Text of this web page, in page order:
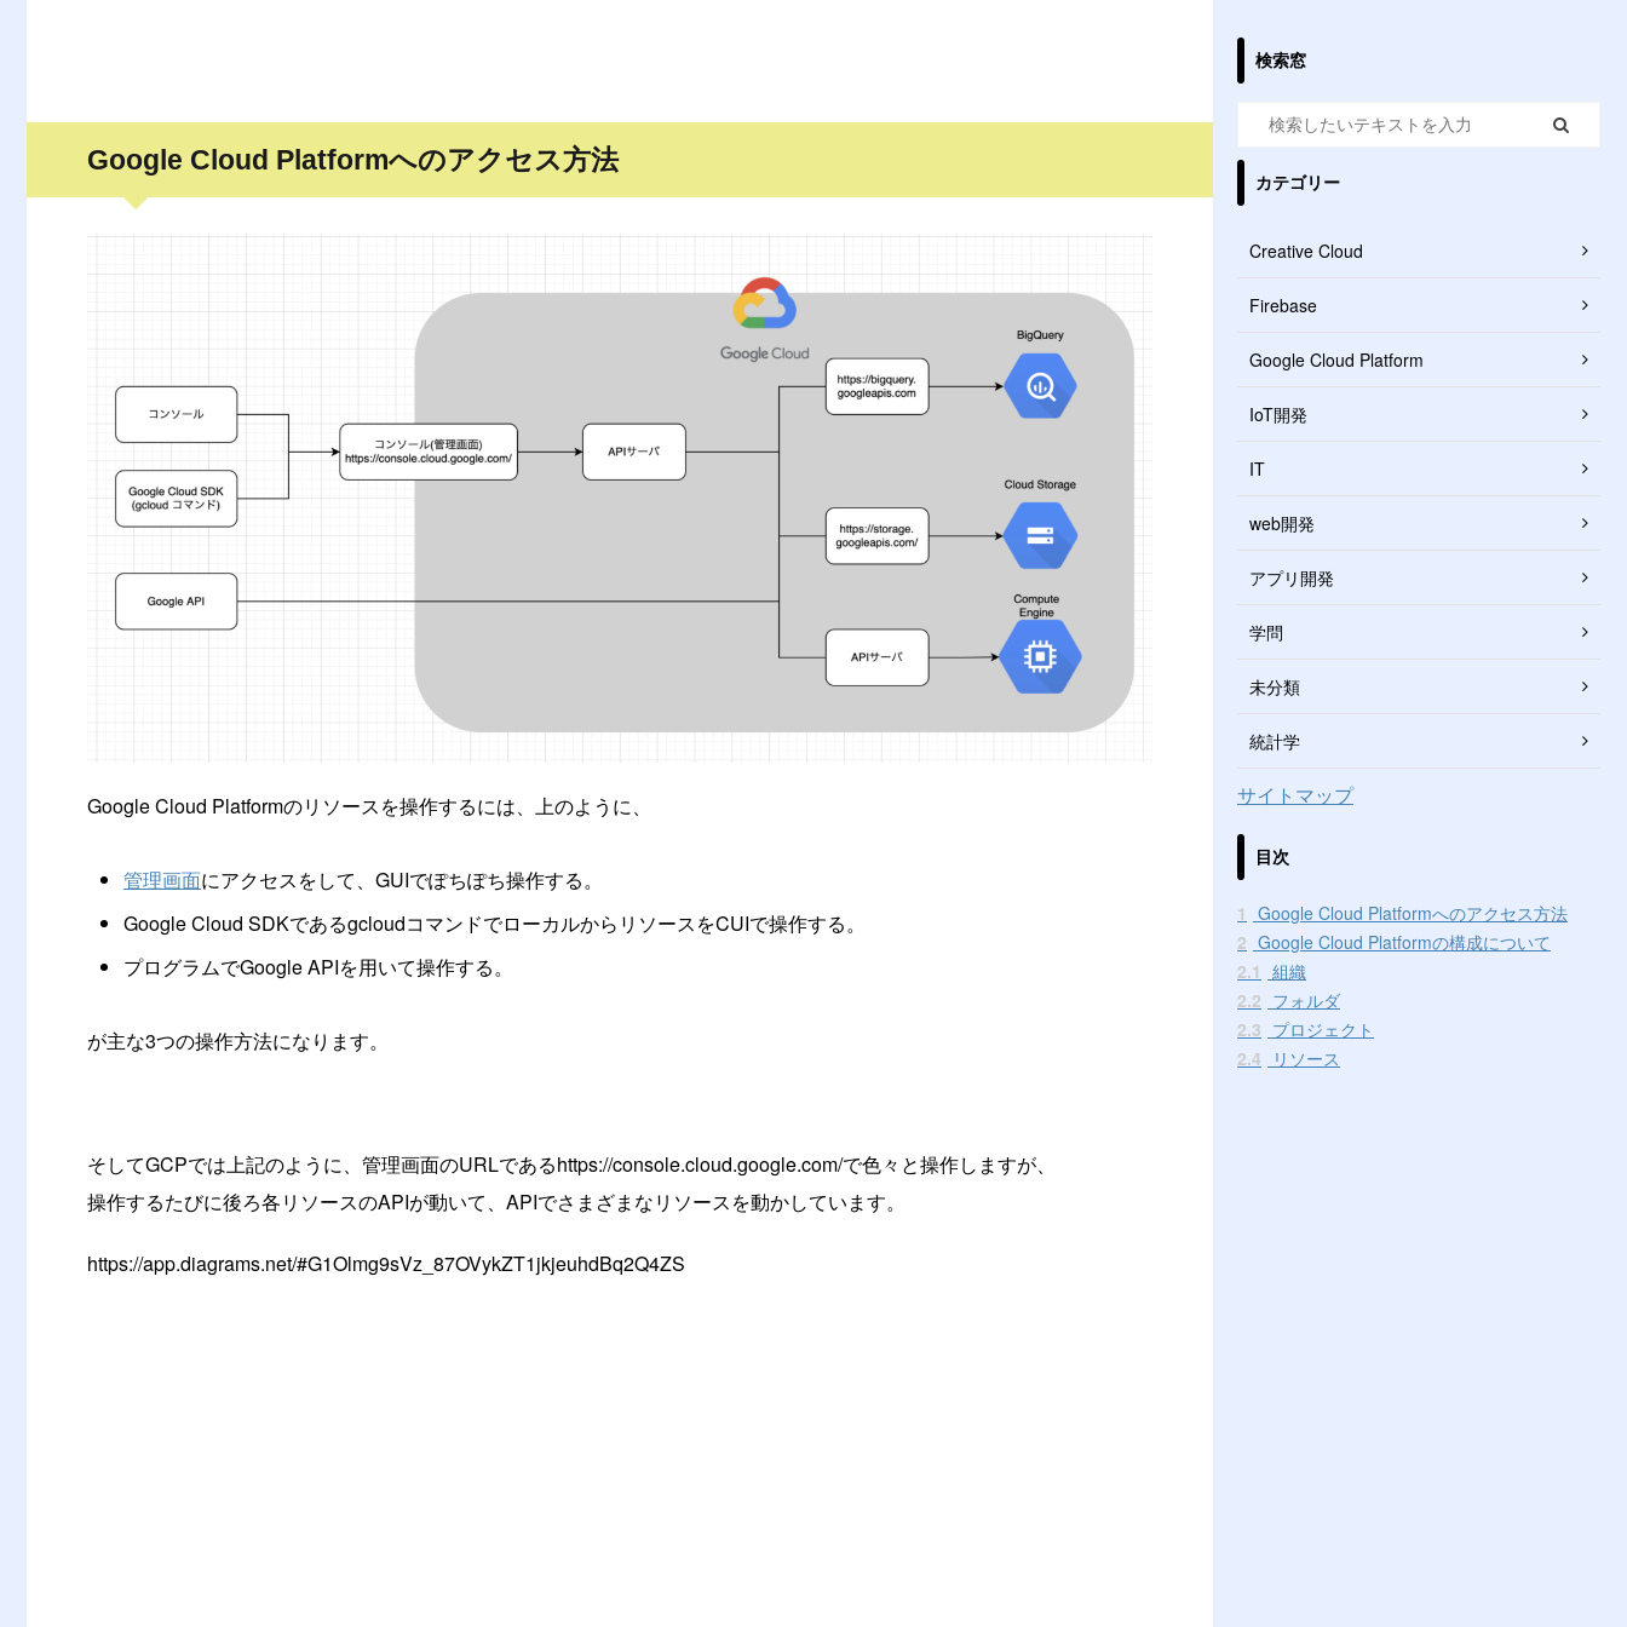
Google Cloud Platformへのアクセス方法
Google Cloud Platformのリソースを操作するには、上のように、
管理画面にアクセスをして、GUIでぽちぽち操作する。
Google Cloud SDKであるgcloudコマンドでローカルからリソースをCUIで操作する。
プログラムでGoogle APIを用いて操作する。
が主な3つの操作方法になります。
そしてGCPでは上記のように、管理画面のURLであるhttps://console.cloud.google.com/で色々と操作しますが、
操作するたびに後ろ各リソースのAPIが動いて、APIでさまざまなリソースを動かしています。
https://app.diagrams.net/#G1Olmg9sVz_87OVykZT1jkjeuhdBq2Q4ZS
検索窓
カテゴリー
Creative Cloud
Firebase
Google Cloud Platform
IoT開発
IT
web開発
アプリ開発
学問
未分類
統計学
サイトマップ
目次
1 Google Cloud Platformへのアクセス方法
2 Google Cloud Platformの構成について
2.1 組織
2.2 フォルダ
2.3 プロジェクト
2.4
リソース